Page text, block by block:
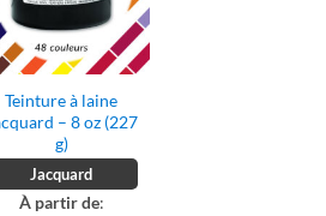
Teinture à laine
– 8 oz (227
g)
Jacquard
À partir de: